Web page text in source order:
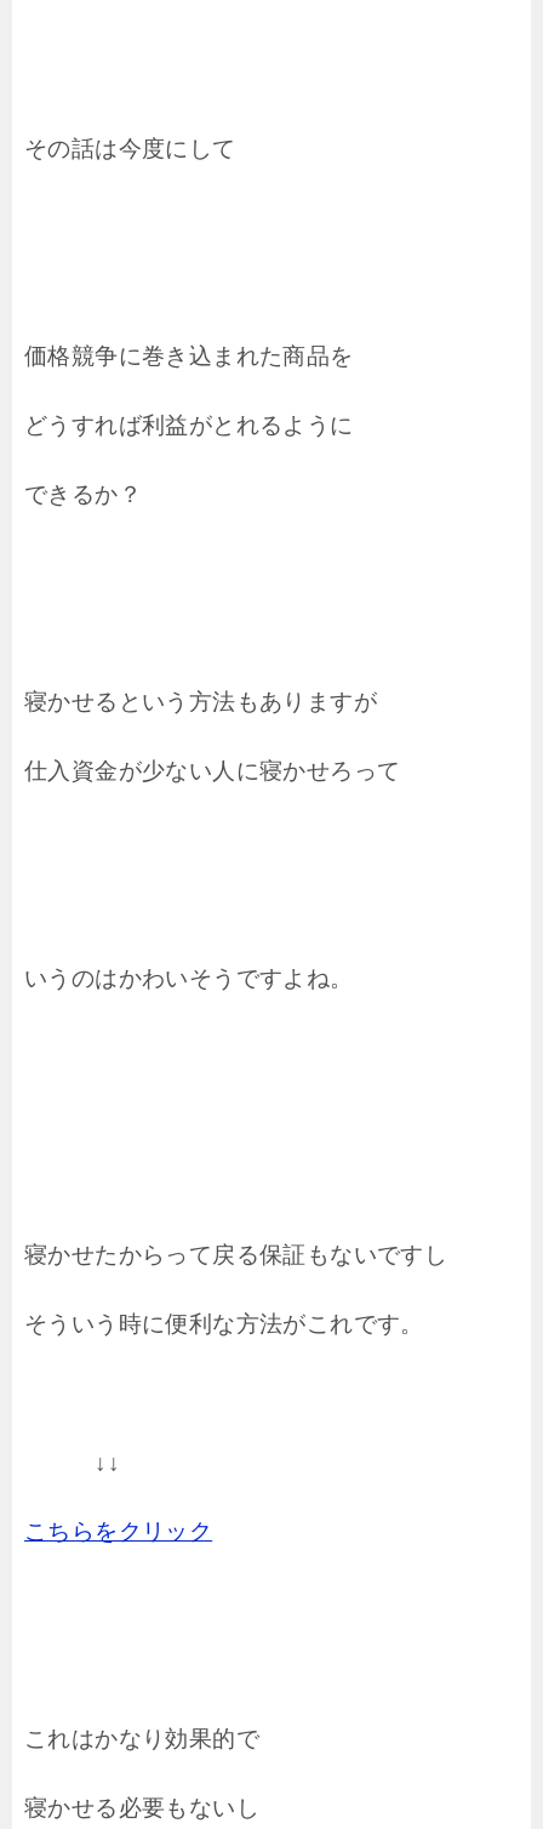
その話は今度にして
価格競争に巻き込まれた商品を
どうすれば利益がとれるように
できるか？
寝かせるという方法もありますが
仕入資金が少ない人に寝かせろって
いうのはかわいそうですよね。
寝かせたからって戻る保証もないですし
そういう時に便利な方法がこれです。
↓↓
こちらをクリック
これはかなり効果的で
寝かせる必要もないし